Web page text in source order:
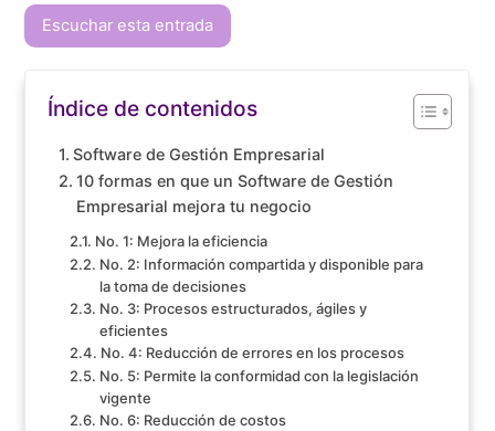
Escuchar esta entrada
Índice de contenidos
Software de Gestión Empresarial
10 formas en que un Software de Gestión
Empresarial mejora tu negocio
No. 1: Mejora la eficiencia
No. 2: Información compartida y disponible para
la toma de decisiones
No. 3: Procesos estructurados, ágiles y
eficientes
No. 4: Reducción de errores en los procesos
No. 5: Permite la conformidad con la legislación
vigente
No. 6: Reducción de costos